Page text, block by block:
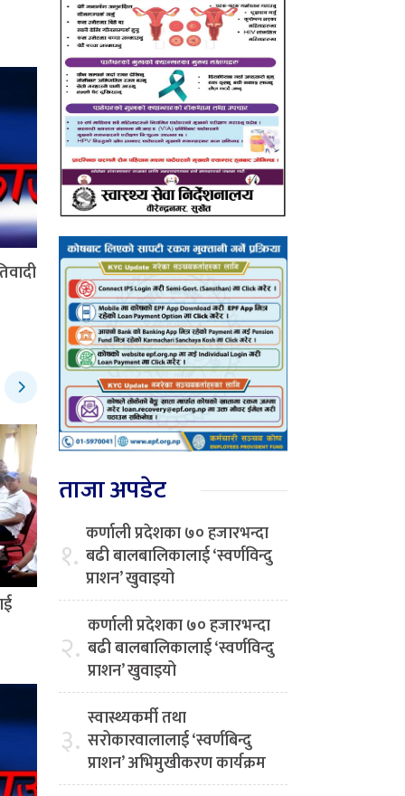
ताजा अपडेट
१. कर्णाली प्रदेशका ७० हजारभन्दा
बढी बालबालिकालाई ‘स्वर्णविन्दु
प्राशन’ खुवाइयो
२. कर्णाली प्रदेशका ७० हजारभन्दा
बढी बालबालिकालाई ‘स्वर्णविन्दु
प्राशन’ खुवाइयो
३. स्वास्थ्यकर्मी तथा
सरोकारवालालाई ‘स्वर्णबिन्दु
प्राशन’ अभिमुखीकरण कार्यक्रम